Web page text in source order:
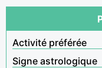
Activité préférée
Signe astrologique